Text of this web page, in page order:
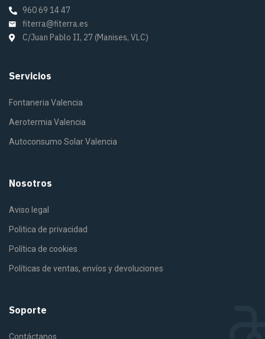
960 69 14 47
fiterra@fiterra.es
C/Juan Pablo II, 27 (Manises, VLC)
Servicios
Fontaneria Valencia
Aerotermia Valencia
Autoconsumo Solar Valencia
Nosotros
Aviso legal
Politica de privacidad
Política de cookies
Políticas de ventas, envíos y devoluciones
Soporte
Contáctanos